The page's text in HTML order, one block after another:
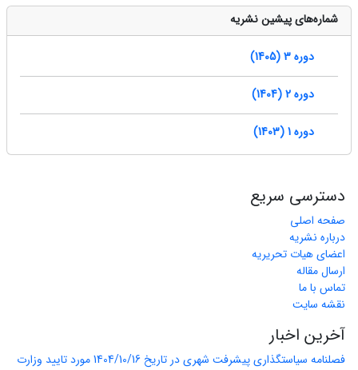
شماره‌های پیشین نشریه
دوره 3 (1405)
دوره 2 (1404)
دوره 1 (1403)
دسترسی سریع
صفحه اصلی
درباره نشریه
اعضای هیات تحریریه
ارسال مقاله
تماس با ما
نقشه سایت
آخرین اخبار
فصلنامه سیاستگذاری پیشرفت شهری در تاریخ 1404/10/16 مورد تایید وزارت